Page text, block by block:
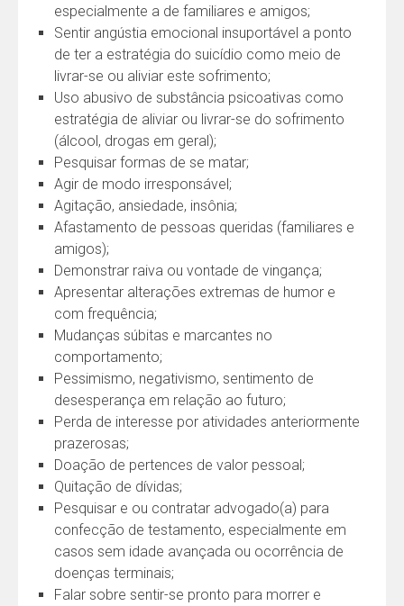
especialmente a de familiares e amigos;
Sentir angústia emocional insuportável a ponto
de ter a estratégia do suicídio como meio de
livrar-se ou aliviar este sofrimento;
Uso abusivo de substância psicoativas como
estratégia de aliviar ou livrar-se do sofrimento
(álcool, drogas em geral);
Pesquisar formas de se matar;
Agir de modo irresponsável;
Agitação, ansiedade, insônia;
Afastamento de pessoas queridas (familiares e
amigos);
Demonstrar raiva ou vontade de vingança;
Apresentar alterações extremas de humor e
com frequência;
Mudanças súbitas e marcantes no
comportamento;
Pessimismo, negativismo, sentimento de
desesperança em relação ao futuro;
Perda de interesse por atividades anteriormente
prazerosas;
Doação de pertences de valor pessoal;
Quitação de dívidas;
Pesquisar e ou contratar advogado(a) para
confecção de testamento, especialmente em
casos sem idade avançada ou ocorrência de
doenças terminais;
Falar sobre sentir-se pronto para morrer e